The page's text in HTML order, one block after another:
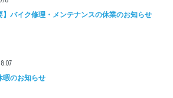
】バイク修理・メンテナンスの休業のお知らせ
暇のお知らせ